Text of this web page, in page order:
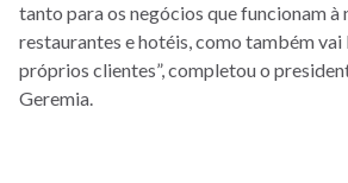
tanto para os negócios que funcionam à
restaurantes e hotéis, como também
próprios clientes”, completou o
Geremia.